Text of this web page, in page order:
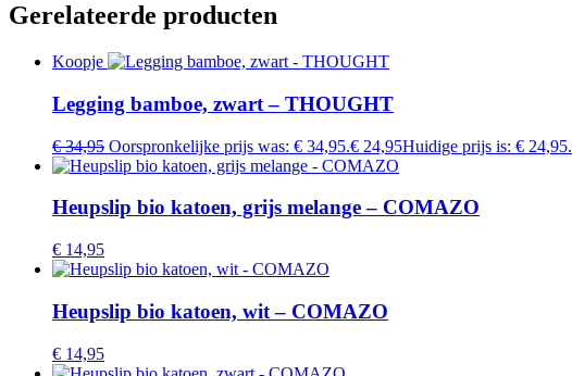
Gerelateerde producten
Koopje
Legging bamboe, zwart – THOUGHT
€34,95 Oorspronkelijke prijs was: € 34,95.€ 24,95Huidige prijs is: € 24,95.
Heupslip bio katoen, grijs melange – COMAZO
€ 14,95
Heupslip bio katoen, wit – COMAZO
€ 14,95